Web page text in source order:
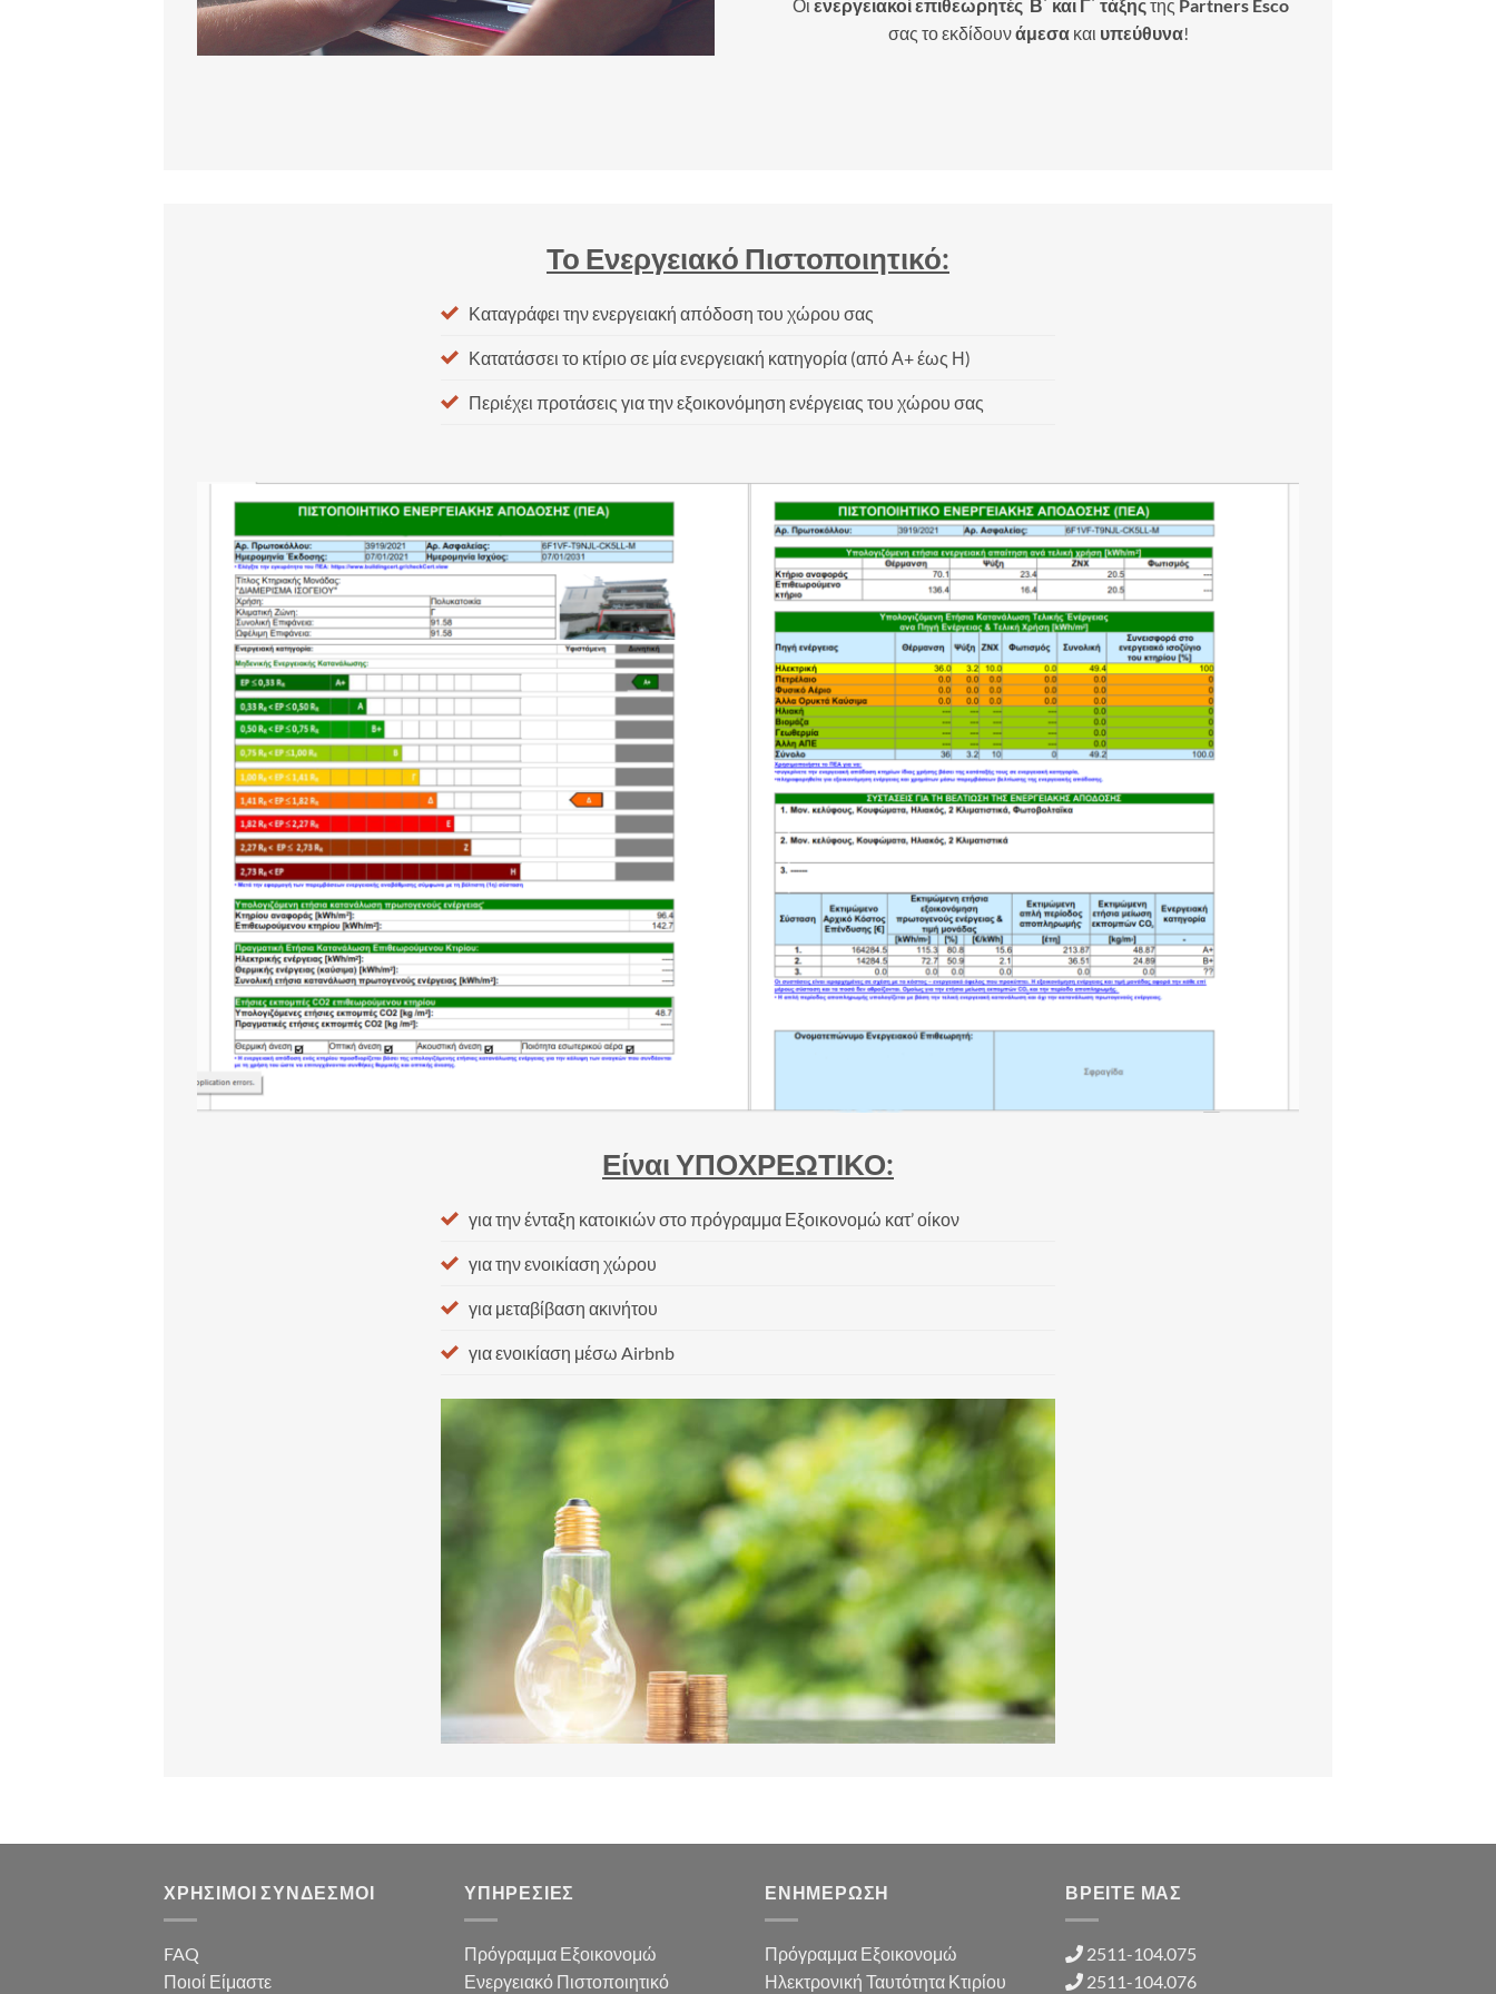
Οι ενεργειακοί επιθεωρητές Β΄ και Γ΄ τάξηςτης Partners Esco
σας το εκδίδουνάμεσα και υπεύθυνα!
Το Ενεργειακό Πιστοποιητικό:
Καταγράφει την ενεργειακή απόδοση του χώρου σας
Κατατάσσει το κτίριο σε μία ενεργειακή κατηγορία (από Α+ έως Η)
Περιέχει προτάσεις για την εξοικονόμηση ενέργειας του χώρου σας
Είναι ΥΠΟΧΡΕΩΤΙΚΟ:
για την ένταξη κατοικιών στο πρόγραμμα Εξοικονομώ κατ’ οίκον
για την ενοικίαση χώρου
για μεταβίβαση ακινήτου
για ενοικίαση μέσω Airbnb
ΧΡΗΣΙΜΟΙ ΣΥΝΔΕΣΜΟΙ
FAQ
Ποιοί Είμαστε
ΥΠΗΡΕΣΙΕΣ
Πρόγραμμα Εξοικονομώ
Ενεργειακό Πιστοποιητικό
ΕΝΗΜΕΡΩΣΗ
Πρόγραμμα Εξοικονομώ
Ηλεκτρονική Ταυτότητα Κτιρίου
ΒΡΕΙΤΕ ΜΑΣ
2511-104.075
2511-104.076